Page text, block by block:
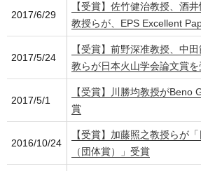
2017/6/29
【受賞】佐竹健治教授、酒
教授らが、EPS Excellent
2017/5/24
【受賞】前野深准教授、中
教らが日本火山学会論文賞を
2017/5/1
【受賞】川勝均教授がBeno
賞
2016/10/24
【受賞】加藤照之教授らが
（団体賞）」受賞